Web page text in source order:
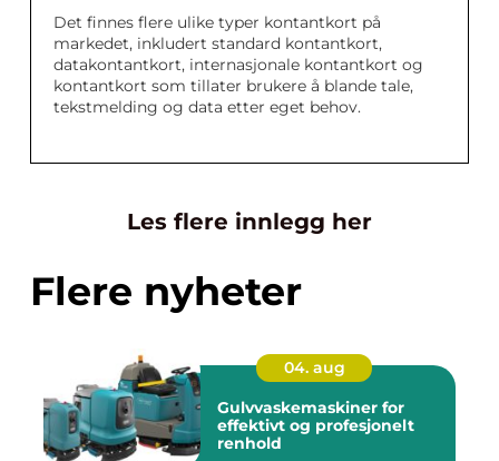
Det finnes flere ulike typer kontantkort på
markedet, inkludert standard kontantkort,
datakontantkort, internasjonale kontantkort og
kontantkort som tillater brukere å blande tale,
tekstmelding og data etter eget behov.
Les flere innlegg her
Flere nyheter
04. aug
Gulvvaskemaskiner for
effektivt og profesjonelt
renhold